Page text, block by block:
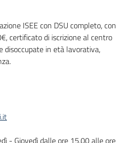
ISEE con DSU completo, con
certificato di iscrizione al centro
disoccupate in età lavorativa,
- Giovedì dalle ore 15.00 alle ore